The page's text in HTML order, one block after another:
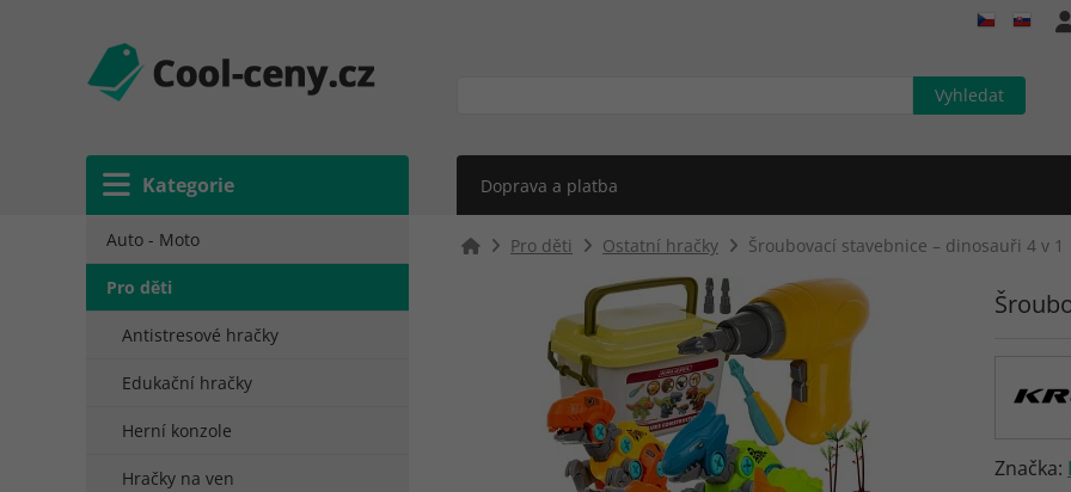
Kategorie Doprava a platba
Auto - Moto
Pro děti
Antistresové hračky
Edukační hračky
Herní konzole
Hračky na ven
Pro děti Ostatní hračky Šroubovací stavebnice – dinosauři 4 v 1
Značka: